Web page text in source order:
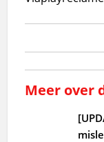
Meer over